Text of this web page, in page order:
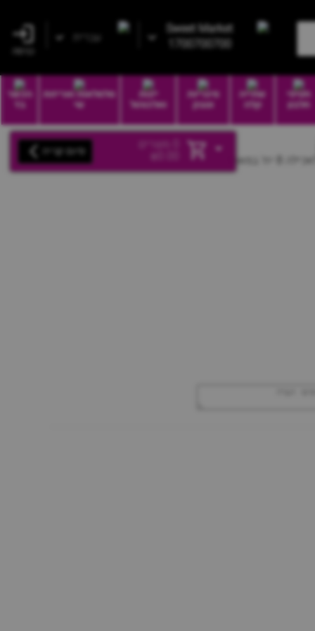
עברית
Sweet Market
1700700700
חטיפי
חלבון
שתייה
קלה
סיגריות
וטבק
יינות
ואלכוהול
סלסלאות ואריזות
שי
הכשר
בד
במארז
מוצרים
₪ סיום קנייה